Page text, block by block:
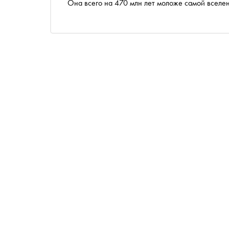
Она всего на 470 млн лет моложе самой